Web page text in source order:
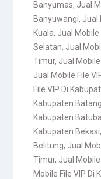
Banyumas, Jual
Banyuwangi, Jual
Kuala, Jual Mobile
Selatan, Jual
Timur, Jual
Jual Mobile File
File VIP Di
Kabupaten
Kabupaten
Kabupaten Bekasi,
Belitung, Jual
Timur, Jual
Mobile File VIP Di